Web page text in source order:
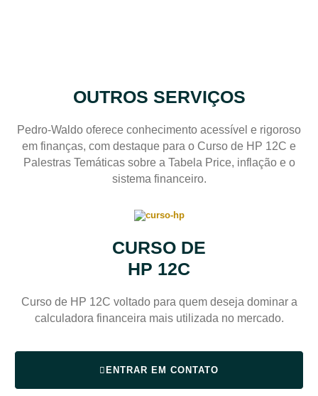
OUTROS SERVIÇOS
Pedro-Waldo oferece conhecimento acessível e rigoroso
em finanças, com destaque para o Curso de HP 12C e
Palestras Temáticas sobre a Tabela Price, inflação e o
sistema financeiro.
CURSO DE
HP 12C
Curso de HP 12C voltado para quem deseja dominar a
calculadora financeira mais utilizada no mercado.
ENTRAR EM CONTATO